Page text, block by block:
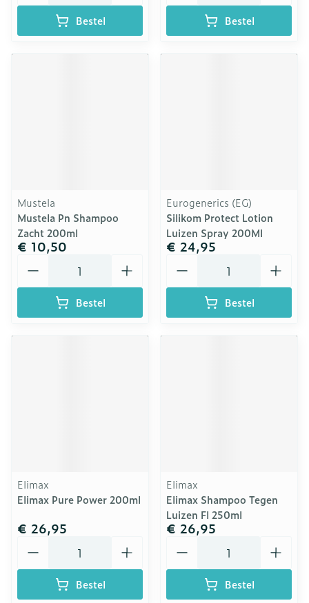
Bestel Bestel
Mustela
Mustela Pn Shampoo
Zacht 200ml
€ 10,50
Bestel
Eurogenerics (EG)
Silikom Protect Lotion
Luizen Spray 200Ml
€ 24,95
Bestel
Elimax
Elimax Pure Power 200ml
€ 26,95
Bestel
Elimax
Elimax Shampoo Tegen
Luizen Fl 250ml
€ 26,95
Bestel